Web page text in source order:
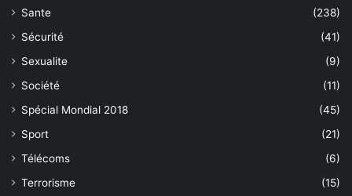
Sante
(238)
Sécurité
(41)
Sexualite
(9)
Société
(11)
Spécial Mondial 2018
(45)
Sport
(21)
Télécoms
(6)
Terrorisme
(15)